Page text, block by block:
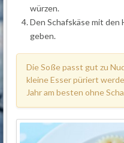
würzen.
Den Schafskäse mit den
geben.
Die Soße passt gut zu
kleine Esser püriert
Jahr am besten ohne